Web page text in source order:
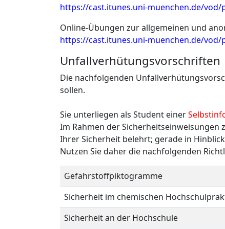
https://cast.itunes.uni-muenchen.de/vod/
Online-Übungen zur allgemeinen und
https://cast.itunes.uni-muenchen.de/vod/
Unfallverhütungsvorschriften
Die nachfolgenden
sollen.
Sie unterliegen als Student einer
Im Rahmen der
Ihrer Sicherheit belehrt; gerade in
Nutzen Sie daher die nachfolgenden
Gefahrstoffpiktogramme
Sicherheit im chemischen
Sicherheit an der Hochschule